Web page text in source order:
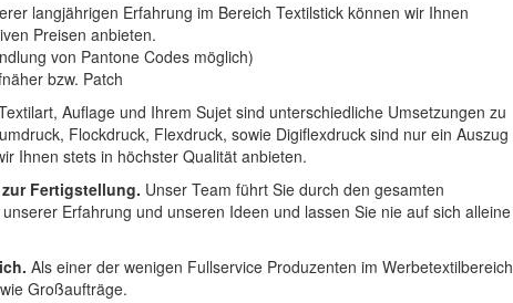
langjährigen Erfahrung im Bereich Textilstick können wir Ihnen
Preisen anbieten.
von Pantone Codes möglich)
bzw. Patch
Auflage und Ihrem Sujet sind unterschiedliche Umsetzungen zu
Flockdruck, Flexdruck, sowie Digiflexdruck sind nur ein Auszug
Ihnen stets in höchster Qualität anbieten.
Fertigstellung. Unser Team führt Sie durch den gesamten
Erfahrung und unseren Ideen und lassen Sie nie auf sich alleine
Als einer der wenigen Fullservice Produzenten im Werbetextilbereich
Großaufträge.